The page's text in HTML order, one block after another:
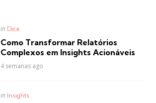
Posted
in Dica
Como Transformar Relatórios
Complexos em Insights Acionáveis
4 semanas ago
Posted
in Insights